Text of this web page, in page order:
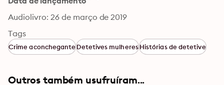
Audiolivro: 26 de março de 2019
Tags
Crime aconcheganteDetetives mulheresHistórias de detetive
Outros também usufruíram...